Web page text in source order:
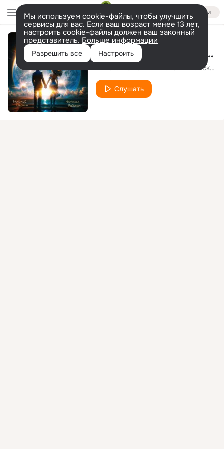
Войти
Мы используем cookie-файлы, чтобы улучшить
сервисы для вас. Если ваш возраст менее 13 лет,
настроить cookie-файлы должен ваш законный
представитель. Больше информации
Разрешить все Настроить И зачем эта ночь (Live)
Николай Смолин и Наталья Райская
Слушать